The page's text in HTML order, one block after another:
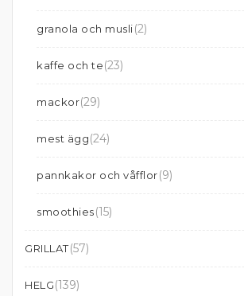
granola och musli(2)
kaffe och te(23)
mackor(29)
mest ägg(24)
pannkakor och våfflor(9)
smoothies(15)
GRILLAT(57)
HELG(139)